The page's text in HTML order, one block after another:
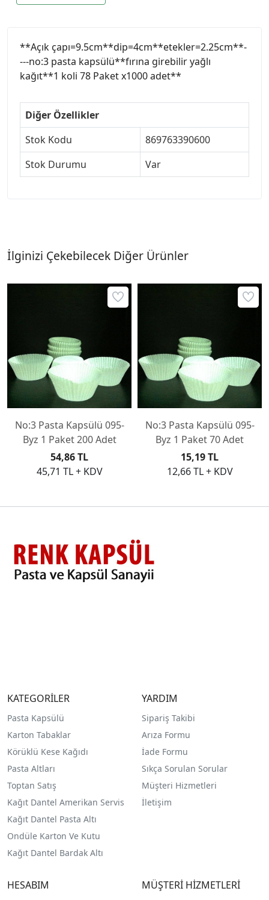
**Açık çapı=9.5cm**dip=4cm**etekler=2.25cm**-
---no:3 pasta kapsülü**fırına girebilir yağlı
kağıt**1 koli 78 Paket x1000 adet**
Diğer Özellikler
Stok Kodu
869763390600
Stok Durumu
Var
İlginizi Çekebilecek Diğer Ürünler
No:3 Pasta Kapsülü 095-
Byz 1 Paket 200 Adet
45,71 TL + KDV
54,86 TL
No:3 Pasta Kapsülü 095-
Byz 1 Paket 70 Adet
12,66 TL + KDV
15,19 TL
KATEGORİLER
Pasta Kapsülü
Karton Tabaklar
Körüklü Kese Kağıdı
Pasta Altları
Toptan Satış
Kağıt Dantel Amerikan Servis
Kağıt Dantel Pasta Altı
Ondüle Karton Ve Kutu
Kağıt Dantel Bardak Altı
YARDIM
Sipariş Takibi
Arıza Formu
İade Formu
Sıkça Sorulan Sorular
Müşteri Hizmetleri
İletişim
HESABIM MÜŞTERİ HİZMETLERİ